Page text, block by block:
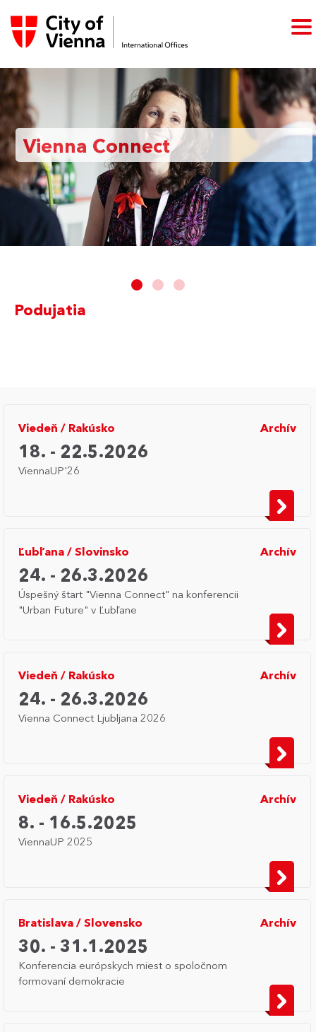
Vienna Connect
Podujatia
Viedeň / Rakúsko Archív
18. - 22.5.2026
ViennaUP'26
Ľubľana / Slovinsko Archív
24. - 26.3.2026
Úspešný štart "Vienna Connect" na konferencii
"Urban Future" v Ľubľane
Viedeň / Rakúsko Archív
24. - 26.3.2026
Vienna Connect Ljubljana 2026
Viedeň / Rakúsko Archív
8. - 16.5.2025
ViennaUP 2025
Bratislava / Slovensko Archív
30. - 31.1.2025
Konferencia európskych miest o spoločnom
formovaní demokracie